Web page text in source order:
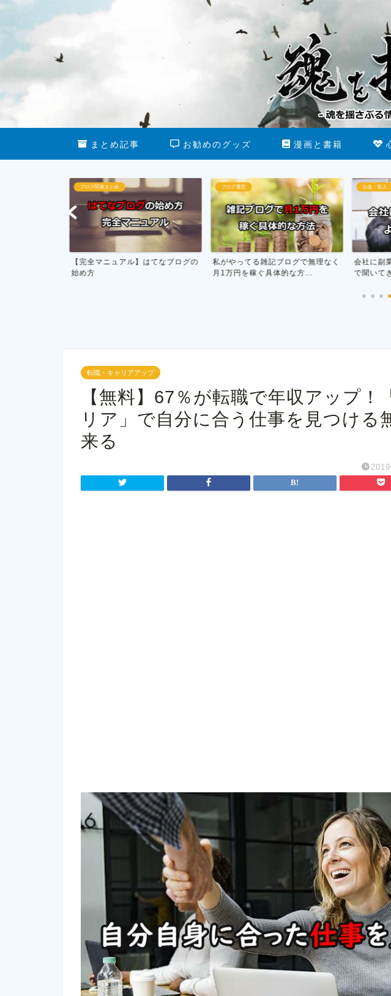
まとめ記事 お勧めのグッズ 漫画と書籍
ブログ関連まとめ
【完全マニュアル】はてなブログの
始め方
ブログ運営
私がやってる雑記ブログで無理なく
月1万円を稼ぐ具体的な方...
お金・収入
会社に副
で聞いてき
転職・キャリアアップ
【無料】67％が転職で年収アップ！
リア」で自分に合う仕事を見つける
来る